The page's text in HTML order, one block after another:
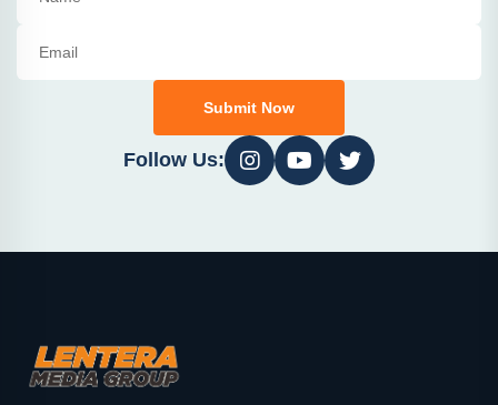
Submit Now
Follow Us: